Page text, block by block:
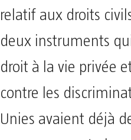
relatif aux droits
deux instruments
droit à la vie privée
contre les
Unies avaient déjà